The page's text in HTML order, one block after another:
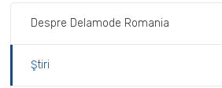
Despre Delamode Romania
Ştiri